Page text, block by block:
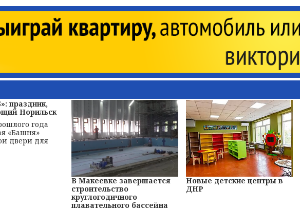
праздник,
Норильск
года
«Башня»
двери для
В Макеевке завершается
строительство
круглогодичного
плавательного бассейна
Новые детские центры в
ДНР